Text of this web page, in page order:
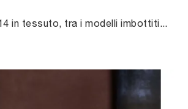
Il letto Bobby 14 in tessuto, tra i modelli imbottiti matrimoniali moderni di Excò, è perfetto per assicurarti il riposo migliore.